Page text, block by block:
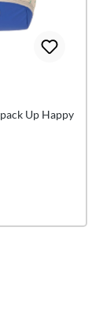
Up Happy